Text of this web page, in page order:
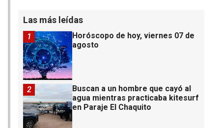
Las más leídas
Horóscopo de hoy, viernes 07 de
agosto
1
Buscan a un hombre que cayó al
agua mientras practicaba kitesurf
en Paraje El Chaquito
2